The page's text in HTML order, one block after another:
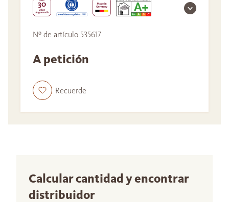
Nº de artículo 535617
A petición
Recuerde
Calcular cantidad y encontrar
distribuidor